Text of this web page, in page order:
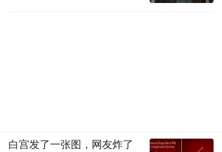
白宫发了一张图，网友炸了